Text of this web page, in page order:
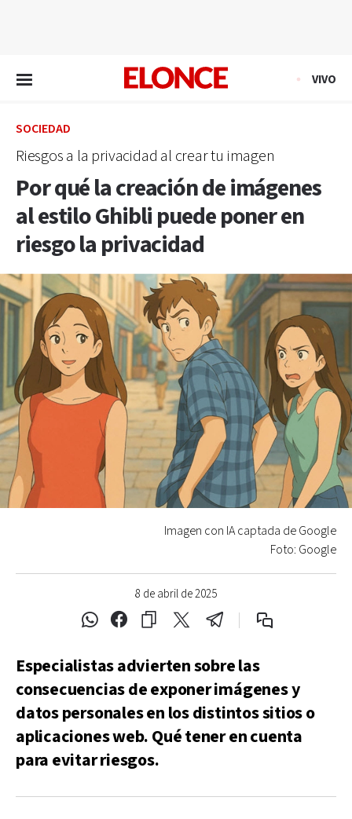
VIVO
SOCIEDAD
Riesgos a la privacidad al crear tu imagen
Por qué la creación de imágenes
al estilo Ghibli puede poner en
riesgo la privacidad
8 de abril de 2025
Imagen con IA captada de Google
Foto: Google
Especialistas advierten sobre las
consecuencias de exponer imágenes y
datos personales en los distintos sitios o
aplicaciones web. Qué tener en cuenta
para evitar riesgos.